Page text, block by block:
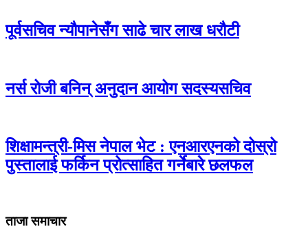
पूर्वसचिव न्यौपानेसँग साढे चार लाख धरौटी
नर्स रोजी बनिन् अनुदान आयोग सदस्यसचिव
शिक्षामन्त्री-मिस नेपाल भेट : एनआरएनको दोस्रो
पुस्तालाई फर्किन प्रोत्साहित गर्नेबारे छलफल
ताजा समाचार